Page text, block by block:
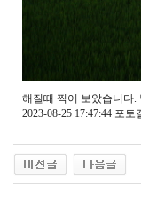
해질때 찍어 보았습니다.
2023-08-25 17:47:44 포